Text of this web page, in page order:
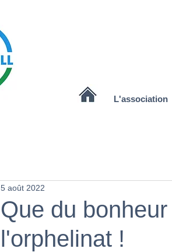
L'association
Que du
l'orphelinat !
5 août 2022